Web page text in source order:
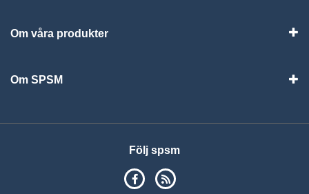
Om våra produkter
Om SPSM
Följ spsm
SPSM på Facebook